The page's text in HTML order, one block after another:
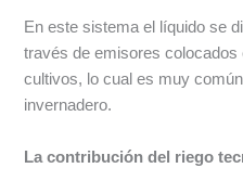
En este sistema el líquido se
través de emisores colocados
cultivos, lo cual es muy
invernadero.
La contribución del riego